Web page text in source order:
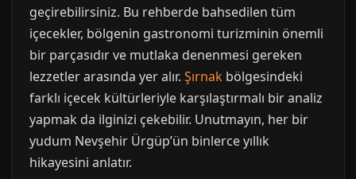
geçirebilirsiniz. Bu rehberde bahsedilen tüm
içecekler, bölgenin gastronomi turizminin önemli
bir parçasıdır ve mutlaka denenmesi gereken
lezzetler arasında yer alır. Şırnak bölgesindeki
farklı içecek kültürleriyle karşılaştırmalı bir analiz
yapmak da ilginizi çekebilir. Unutmayın, her bir
yudum Nevşehir Ürgüp’ün binlerce yıllık
hikayesini anlatır.